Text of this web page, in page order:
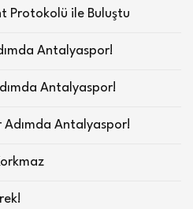
Protokolü ile Buluştu
Antalyaspor!
Antalyaspor!
Antalyaspor!